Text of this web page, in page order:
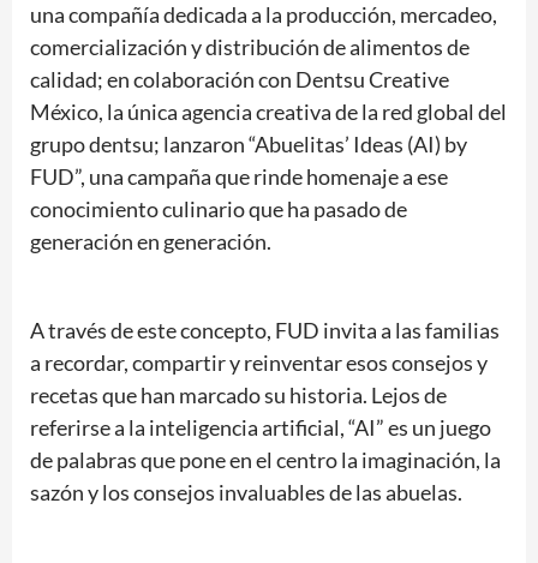
una compañía dedicada a la producción, mercadeo,
comercialización y distribución de alimentos de
calidad; en colaboración con Dentsu Creative
México, la única agencia creativa de la red global del
grupo dentsu; lanzaron “Abuelitas’ Ideas (AI) by
FUD”, una campaña que rinde homenaje a ese
conocimiento culinario que ha pasado de
generación en generación.
A través de este concepto, FUD invita a las familias
a recordar, compartir y reinventar esos consejos y
recetas que han marcado su historia. Lejos de
referirse a la inteligencia artificial, “AI” es un juego
de palabras que pone en el centro la imaginación, la
sazón y los consejos invaluables de las abuelas.